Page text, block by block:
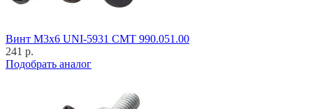
Винт M3x6 UNI-5931 CMT 990.051.00
241 р.
Подобрать аналог